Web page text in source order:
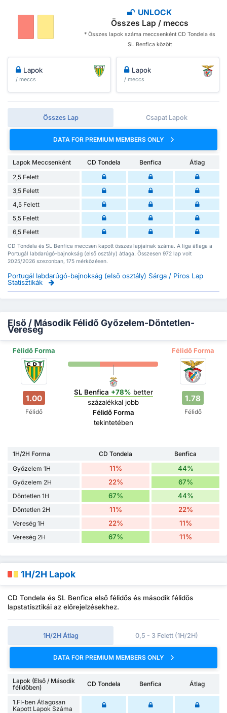
UNLOCK
Összes Lap / meccs
* Összes lapok száma meccsenként CD Tondela és
SL Benfica között
Lapok
/ meccs
Lapok
/ meccs
Összes Lap Csapat Lapok
DATA FOR PREMIUM MEMBERS ONLY
Lapok Meccsenként CD Tondela Benfica
Átlag
2,5 Felett
3,5 Felett
4,5 Felett
5,5 Felett
6,5 Felett
CD Tondela és SL Benfica meccsen kapott összes lapjainak száma. A liga átlaga a
Portugál labdarúgó-bajnokság (első osztály) átlaga. Összesen 972 lap volt
2025/2026 szezonban, 175 mérkőzésen.
Portugál labdarúgó-bajnokság (első osztály) Sárga / Piros Lap
Statisztikák
Első / Második Félidő Győzelem-Döntetlen-
Vereség
Félidő Forma Félidő Forma
1.00
Félidő
SL Benfica +78% better
százalékkal jobb
Félidő Forma
tekintetében
1.78
Félidő
1H/2H Forma CD Tondela
Benfica
Győzelem 1H
11% 44%
Győzelem 2H 22% 67%
Döntetlen 1H 67% 44%
Döntetlen 2H 11% 22%
Vereség 1H 22% 11%
Vereség 2H 67% 11%
1H/2H Lapok
CD Tondela és SL Benfica első félidős és második félidős
lapstatisztikái az előrejelzésekhez.
1H/2H Átlag 0,5 - 3 Felett (1H/2H)
DATA FOR PREMIUM MEMBERS ONLY
Lapok (Első / Második
félidőben)
CD Tondela Benfica Átlag
1.FI-ben Átlagosan
Kapott Lapok Száma